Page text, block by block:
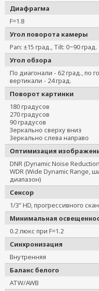
Диафрагма
F=1.8
Угол поворота камеры
Pan: ±15 град., Tilt: 0~90 град.
Угол обзора
По диагонали - 62 град., по
вертикали - 24 град.
Поворот картинки
180 градусов
270 градусов
90 градусов
Зеркально сверху вниз
Зеркально слева направо
Оптимизация
DNR (Dynamic Noise
WDR (Wide Dynamic Range,
диапазон)
Сенсор
1/3” HD, прогрессивного
Минимальная
0.2 люкс при F=1.2
Синхронизация
Внутренняя
Баланс белого
ATW/AWB